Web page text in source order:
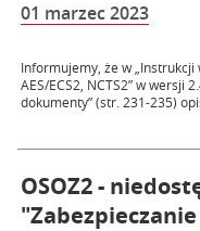
01 marzec 2023
Informujemy, że w „Instrukcji
AES/ECS2, NCTS2” w wersji
dokumenty” (str. 231-235)
OSOZ2 -